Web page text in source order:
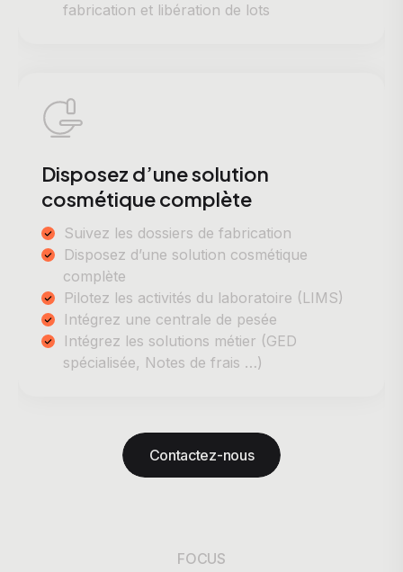
fabrication et libération de lots
Disposez d’une solution
cosmétique complète
Suivez les dossiers de fabrication
Disposez d’une solution cosmétique
complète
Pilotez les activités du laboratoire (LIMS)
Intégrez une centrale de pesée
Intégrez les solutions métier (GED
spécialisée, Notes de frais …)
Contactez-nous
FOCUS